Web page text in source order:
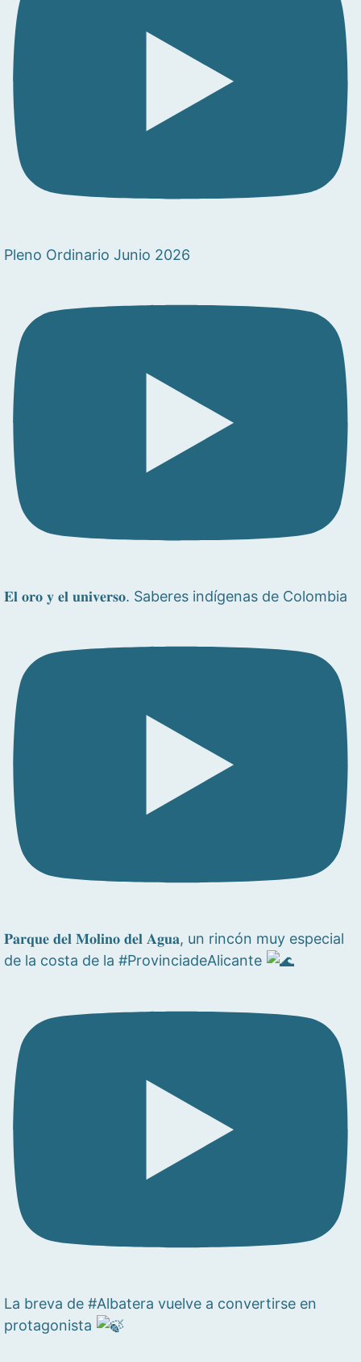
Pleno Ordinario Junio 2026
𝐄𝐥 𝐨𝐫𝐨 𝐲 𝐞𝐥 𝐮𝐧𝐢𝐯𝐞𝐫𝐬𝐨. Saberes indígenas de Colombia
𝐏𝐚𝐫𝐪𝐮𝐞 𝐝𝐞𝐥 𝐌𝐨𝐥𝐢𝐧𝐨 𝐝𝐞𝐥 𝐀𝐠𝐮𝐚, un rincón muy especial
de la costa de la #ProvinciadeAlicante
La breva de #Albatera vuelve a convertirse en
protagonista